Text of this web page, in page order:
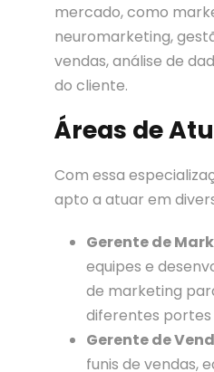
mercado, como
neuromarketing,
vendas, análise de
do cliente.
Áreas de
Com essa
apto a atuar em
Gerente de
equipes e
de marketing
diferentes portes
Gerente de
funis de vendas,